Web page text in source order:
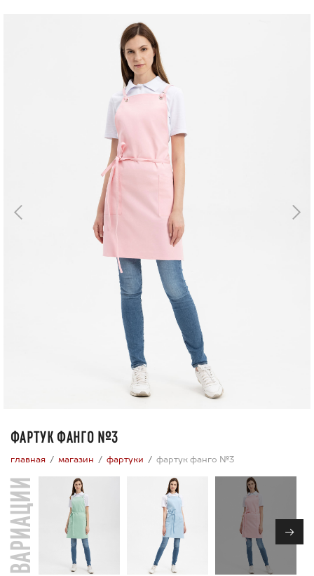
Скидки
←
→
ФАРТУК ФАНГО №3
главная магазин фартуки фартук фанго №3
ВАРИАЦИИ →